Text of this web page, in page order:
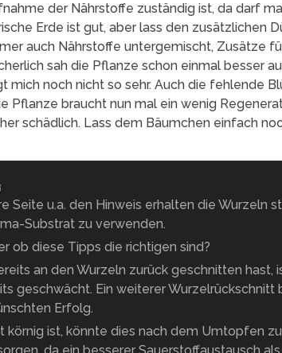
der Nährstoffe zuständig ist, da darf
Erde ist gut, aber lass den zusätzlichen
auch Nährstoffe untergemischt, Zusätze
sah die Pflanze schon einmal besser
mich noch nicht so sehr. Auch die fehlende
Pflanze braucht nun mal ein wenig
schädlich. Lass dem Bäumchen einfach
Seite u.a. den Hinweis erhalten die Wurzeln
Substrat zu verwenden.
ob diese Tipps die richtigen sind?
an den Wurzeln zurück geschnitten hast,
geschwächt. Ein weiterer Wurzelrückschnitt
Erfolg.
körnig ist, könnte dies nach dem Umtopfen